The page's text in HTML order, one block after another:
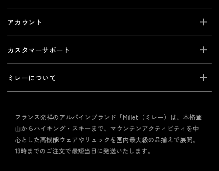
アカウント
カスタマーサポート
ミレーについて
フランス発祥のアルパインブランド「Millet（ミレー）は、本格登
山からハイキング・スキーまで、マウンテンアクティビティを中
心とした高機能ウェアやリュックを国内最大級の品揃えで展開。
13時までのご注文で最短当日に発送いたします。